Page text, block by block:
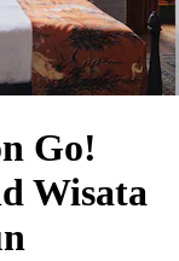
Go!
Wisata